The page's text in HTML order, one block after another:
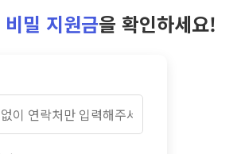
비밀 지원금을 확인하세요!